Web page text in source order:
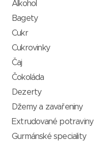
Alkohol
Bagety
Cukr
Cukrovinky
Čaj
Čokoláda
Dezerty
Džemy a zavařeniny
Extrudované potraviny
Gurmánské speciality